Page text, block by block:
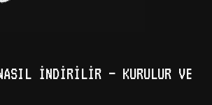
İNDIRILIR – KURULUR VE